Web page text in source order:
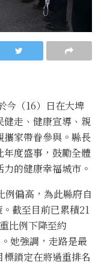
今（16）日在大埤
走、健康宣導、親
攜家帶眷參與。縣長
度盛事，鼓勵全體
的健康幸福城市。
偏高，為此縣府自
截至目前已累積21
比例下降至約
她強調，走路是最
鎖定在將過重排名